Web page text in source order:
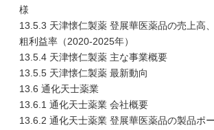
様
13.5.3 天津懐仁製薬 登展華医薬品の売上高
粗利益率（2020-2025年）
13.5.4 天津懐仁製薬 主な事業概要
13.5.5 天津懐仁製薬 最新動向
13.6 通化天士薬業
13.6.1 通化天士薬業 会社概要
13.6.2 通化天士薬業 登展華医薬品の製品ポ